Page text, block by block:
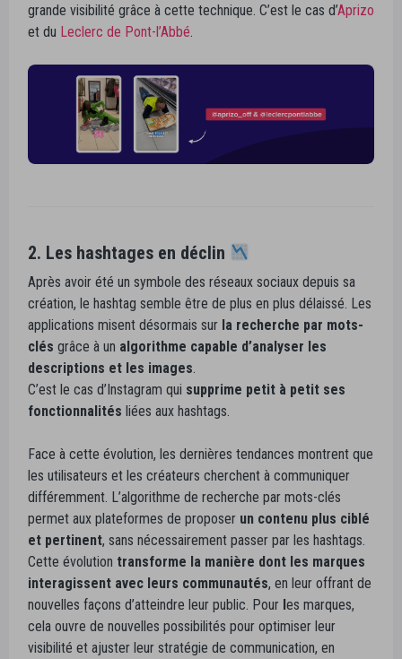
grande visibilité grâce à cette technique. C’est le cas d’Aprizo
et du Leclerc de Pont-l’Abbé
2. Les hashtages en déclin
Après avoir été un symbole des réseaux sociaux depuis sa
création, le hashtag semble être de plus en plus délaissé. Les
applications misent désormais sur la recherche par mots-
clés grâce à un algorithme capable d’analyser les
descriptions et les images
C’est le cas d’Instagram qui supprime petit à petit ses
fonctionnalités liées aux hashtags.
Face à cette évolution, les dernières tendances montrent que
les utilisateurs et les créateurs cherchent à communiquer
différemment. L’algorithme de recherche par mots-clés
permet aux plateformes de proposer un contenu plus ciblé
et pertinent, sans nécessairement passer par les hashtags.
Cette évolution transforme la manière dont les marques
interagissent avec leurs communautés, en leur offrant de
nouvelles façons d’atteindre leur public. Pour les marques,
cela ouvre de nouvelles possibilités pour optimiser leur
visibilité et ajuster leur stratégie de communication, en